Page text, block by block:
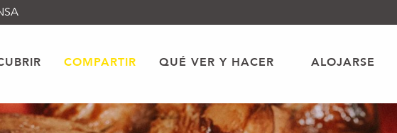
COMPARTIR QUÉ VER Y HACER ALOJARSE